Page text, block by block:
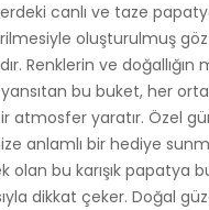
canlı ve taze
oluşturulmuş göz
Renklerin ve
bu buket, her
atmosfer yaratır. Özel
anlamlı bir hediye
olan bu karışık papatya
dikkat çeker. Doğal